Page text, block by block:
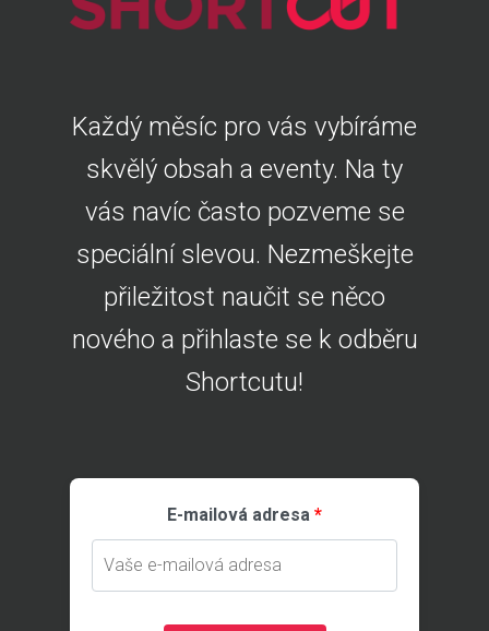
Každý měsíc pro vás vybíráme
skvělý obsah a eventy. Na ty
vás navíc často pozveme se
speciální slevou. Nezmeškejte
přiležitost naučit se něco
nového a přihlaste se k odběru
Shortcutu!
E-mailová adresa